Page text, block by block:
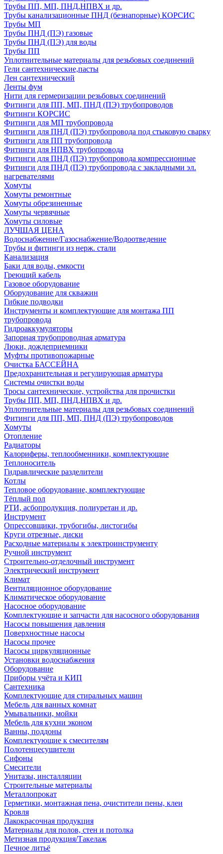
Трубы ПП, МП, ПНД,НПВХ и др.
Трубы канализационные ПНД (безнапорные) КОРСИС
Трубы МП
Трубы ПНД (ПЭ) газовые
Трубы ПНД (ПЭ) для воды
Трубы ПП
Уплотнительные материалы для резьбовых соединений
Гели сантехнические,пасты
Лен сантехнический
Ленты фум
Нити для гермеризации резьбовых соединений
Фитинги для ПП, МП, ПНД (ПЭ) трубопроводов
Фитинги КОРСИС
Фитинги для МП трубопровода
Фитинги для ПНД (ПЭ) трубопровода под стыковую сварку
Фитинги для ПП трубопровода
Фитинги для НПВХ трубопровода
Фитинги для ПНД (ПЭ) трубопровода компрессионные
Фитинги для ПНД (ПЭ) трубопровода с закладными эл.
нагревателями
Хомуты
Хомуты ремонтные
Хомуты обрезиненные
Хомуты червячные
Хомуты силовые
ЛУЧШАЯ ЦЕНА
Водоснабжение/Газоснабжение/Водоотведение
Трубы и фитинги из нерж. стали
Канализация
Баки для воды, емкости
Греющий кабель
Газовое оборудование
Оборудование для скважин
Гибкие подводки
Инструменты и комплектующие для монтажа ПП
трубопровода
Гидроаккумуляторы
Запорная трубопроводная арматура
Люки, дождеприемники
Муфты противопожарные
Очистка БАССЕЙНА
Предохранительная и регулирующая арматура
Системы очистки воды
Тросы сантехнические, устройства для прочистки
Трубы ПП, МП, ПНД,НПВХ и др.
Уплотнительные материалы для резьбовых соединений
Фитинги для ПП, МП, ПНД (ПЭ) трубопроводов
Хомуты
Отопление
Радиаторы
Калориферы, теплообменники, комплектующие
Теплоноситель
Гидравлические разделители
Котлы
Тепловое оборудование, комплектующие
Тёплый пол
РТИ, асбопродукция, полиуретан и др.
Инструмент
Опрессовщики, трубогибы, листогибы
Круги отрезные, диски
Расходные материалы к электроинструменту
Ручной инструмент
Строительно-отделочный инструмент
Электрический инструмент
Климат
Вентиляционное оборудование
Климатическое оборудование
Насосное оборудование
Комплектующие и запчасти для насосного оборудования
Насосы повышения давления
Поверхностные насосы
Насосы прочее
Насосы циркуляционные
Установки водоснабжения
Оборудование
Приборы учёта и КИП
Сантехника
Комплектующие для стиральных машин
Мебель для ванных комнат
Умывальники, мойки
Мебель для кухни эконом
Ванны, поддоны
Комплектующие к смесителям
Полотенцесушители
Сифоны
Смесители
Унитазы, инсталляции
Строительные материалы
Металлопрокат
Герметики, монтажная пена, очистители пены, клеи
Кровля
Лакокрасочная продукция
Материалы для полов, стен и потолка
Метизная продукция/Такелаж
Печное литьё